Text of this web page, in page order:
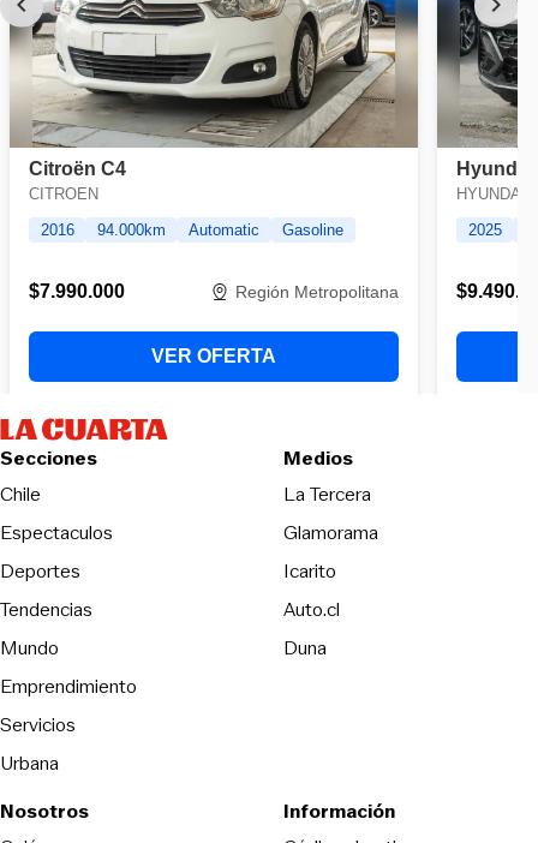
Secciones
Chile
Espectaculos
Deportes
Tendencias
Mundo
Emprendimiento
Servicios
Urbana
Medios
La Tercera
Glamorama
Icarito
Auto.cl
Duna
Nosotros
Información